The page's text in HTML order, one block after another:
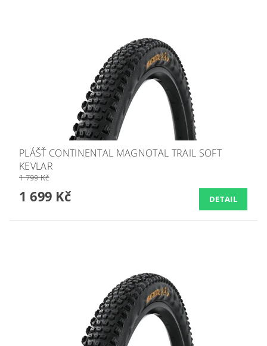
PLÁŠŤ CONTINENTAL MAGNOTAL TRAIL SOFT
KEVLAR
1 799 Kč
1 699 Kč DETAIL